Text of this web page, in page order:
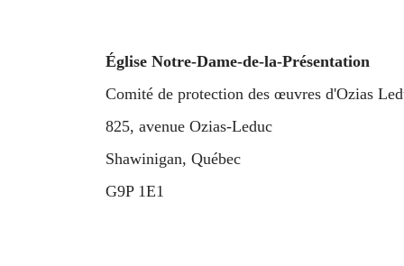
Église Notre-Dame-de-la-Présentation
Comité de protection des œuvres d'Ozias
825, avenue Ozias-Leduc
Shawinigan, Québec
G9P 1E1